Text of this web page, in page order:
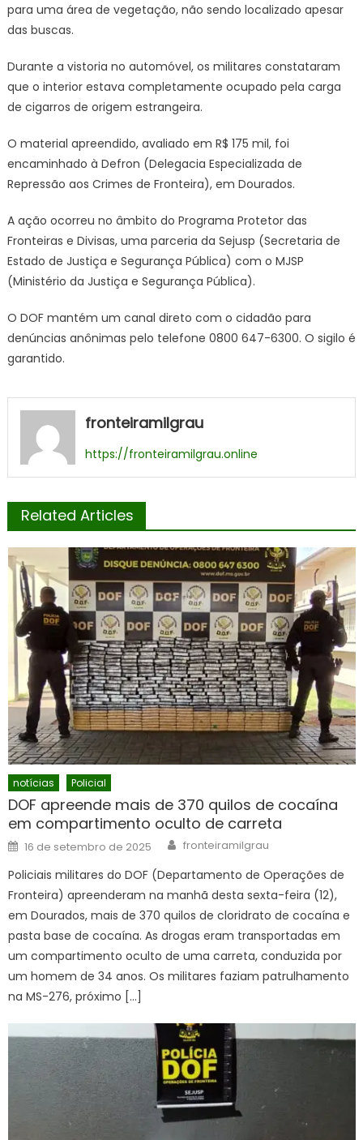
para uma área de vegetação, não sendo localizado apesar
das buscas.
Durante a vistoria no automóvel, os militares constataram
que o interior estava completamente ocupado pela carga
de cigarros de origem estrangeira.
O material apreendido, avaliado em R$ 175 mil, foi
encaminhado à Defron (Delegacia Especializada de
Repressão aos Crimes de Fronteira), em Dourados.
A ação ocorreu no âmbito do Programa Protetor das
Fronteiras e Divisas, uma parceria da Sejusp (Secretaria de
Estado de Justiça e Segurança Pública) com o MJSP
(Ministério da Justiça e Segurança Pública).
O DOF mantém um canal direto com o cidadão para
denúncias anônimas pelo telefone 0800 647-6300. O sigilo é
garantido.
fronteiramilgrau
https://fronteiramilgrau.online
Related Articles
notícias Policial
DOF apreende mais de 370 quilos de cocaína
em compartimento oculto de carreta
Posted
on
16 de setembro de 2025 Author
fronteiramilgrau
Policiais militares do DOF (Departamento de Operações de
Fronteira) apreenderam na manhã desta sexta-feira (12),
em Dourados, mais de 370 quilos de cloridrato de cocaína e
pasta base de cocaína. As drogas eram transportadas em
um compartimento oculto de uma carreta, conduzida por
um homem de 34 anos. Os militares faziam patrulhamento
na MS-276, próximo […]